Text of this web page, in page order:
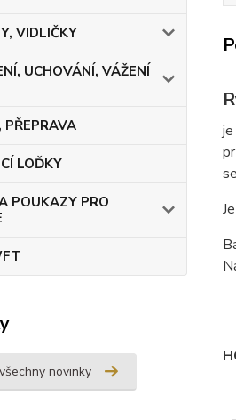
VIDLIČKY
UCHOVÁNÍ, VÁŽENÍ
PŘEPRAVA
LOĎKY
POUKAZY PRO
novinky